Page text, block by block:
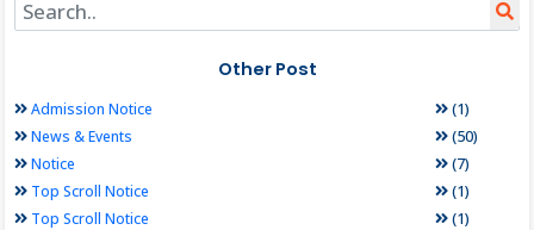
Other Post
Admission Notice (1)
News & Events (50)
Notice (7)
Top Scroll Notice (1)
Top Scroll Notice (1)